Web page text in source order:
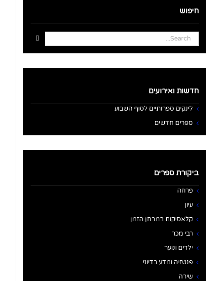
חיפוש
Search
for:
חדשות ואירועים
לינקים ספרותיים לסוף השבוע
ספרים חדשים
ביקורת ספרים
פרוזה
עיון
קלאסיקות במבחן הזמן
רבי מכר
ילדים ונוער
פנטזיה ומדע בדיוני
שירה